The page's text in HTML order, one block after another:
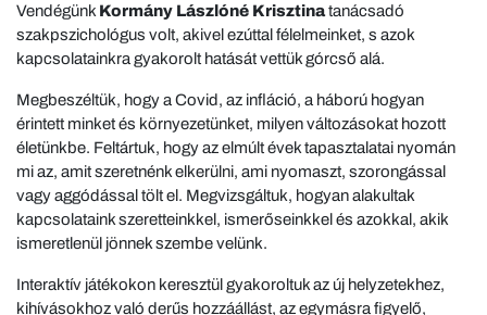
Vendégünk Kormány Lászlóné Krisztinatanácsadó
szakpszichológus volt, akivel ezúttal félelmeinket, s azok
kapcsolatainkra gyakorolt hatását vettük górcső alá.
Megbeszéltük, hogy a Covid, az infláció, a háború hogyan
érintett minket és környezetünket, milyen változásokat hozott
életünkbe. Feltártuk, hogy az elmúlt évek tapasztalatai nyomán
mi az, amit szeretnénk elkerülni, ami nyomaszt, szorongással
vagy aggódással tölt el. Megvizsgáltuk, hogyan alakultak
kapcsolataink szeretteinkkel, ismerőseinkkel és azokkal, akik
ismeretlenül jönnek szembe velünk.
Interaktív játékokon keresztül gyakoroltuk az új helyzetekhez,
kihívásokhoz való derűs hozzáállást, az egymásra figyelő,